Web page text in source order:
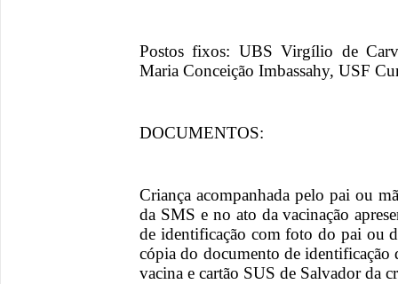
Postos fixos: UBS Virgílio de
Maria Conceição Imbassahy, USF
DOCUMENTOS:
Criança acompanhada pelo pai ou
da SMS e no ato da vacinação
de identificação com foto do pai ou
cópia do documento de identificação
vacina e cartão SUS de Salvador da